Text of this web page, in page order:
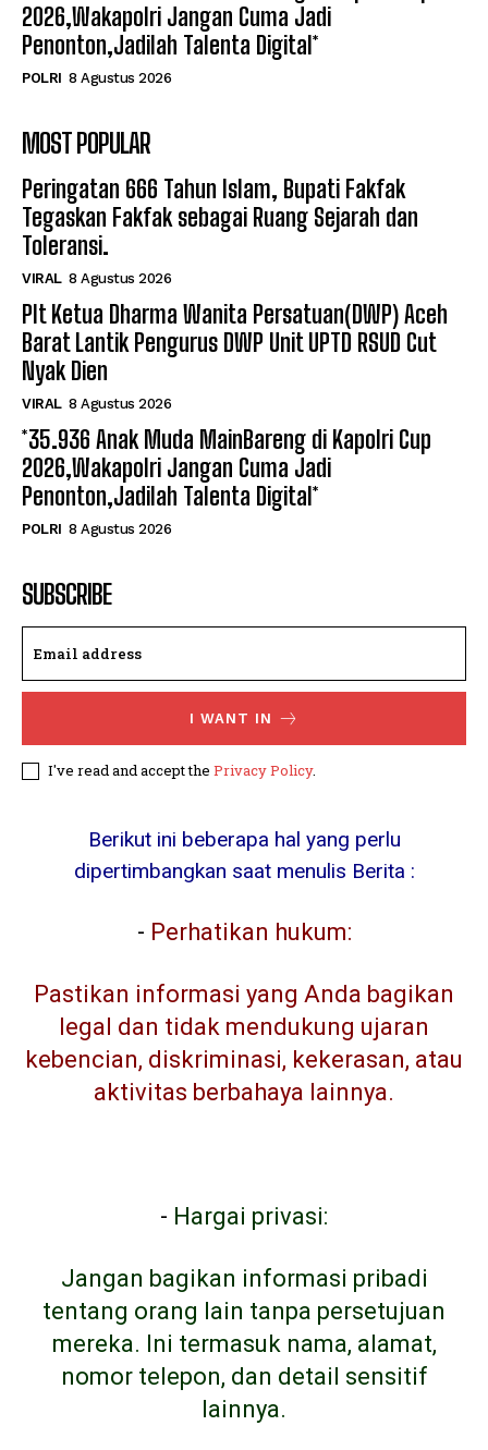
2026,Wakapolri Jangan Cuma Jadi
Penonton,Jadilah Talenta Digital*
POLRI 8 Agustus 2026
MOST POPULAR
Peringatan 666 Tahun Islam, Bupati Fakfak
Tegaskan Fakfak sebagai Ruang Sejarah dan
Toleransi.
VIRAL 8 Agustus 2026
Plt Ketua Dharma Wanita Persatuan(DWP) Aceh
Barat Lantik Pengurus DWP Unit UPTD RSUD Cut
Nyak Dien
VIRAL 8 Agustus 2026
*35.936 Anak Muda MainBareng di Kapolri Cup
2026,Wakapolri Jangan Cuma Jadi
Penonton,Jadilah Talenta Digital*
POLRI 8 Agustus 2026
SUBSCRIBE
I WANT IN
I've read and accept the Privacy Policy.
Berikut ini beberapa hal yang perlu
dipertimbangkan saat menulis Berita :
- Perhatikan hukum:
Pastikan informasi yang Anda bagikan
legal dan tidak mendukung ujaran
kebencian, diskriminasi, kekerasan, atau
aktivitas berbahaya lainnya.
- Hargai privasi:
Jangan bagikan informasi pribadi
tentang orang lain tanpa persetujuan
mereka. Ini termasuk nama, alamat,
nomor telepon, dan detail sensitif
lainnya.